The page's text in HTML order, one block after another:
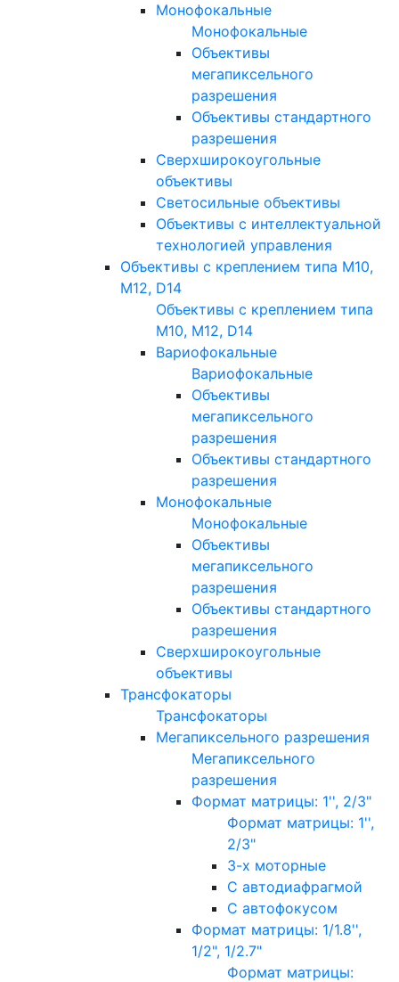
Монофокальные
Монофокальные
Объективы
мегапиксельного
разрешения
Объективы стандартного
разрешения
Сверхширокоугольные
объективы
Светосильные объективы
Объективы с интеллектуальной
технологией управления
Объективы с креплением типа M10,
M12, D14
Объективы с креплением типа
M10, M12, D14
Вариофокальные
Вариофокальные
Объективы
мегапиксельного
разрешения
Объективы стандартного
разрешения
Монофокальные
Монофокальные
Объективы
мегапиксельного
разрешения
Объективы стандартного
разрешения
Сверхширокоугольные
объективы
Трансфокаторы
Трансфокаторы
Мегапиксельного разрешения
Мегапиксельного
разрешения
Формат матрицы: 1'', 2/3"
Формат матрицы: 1'',
2/3"
3-х моторные
С автодиафрагмой
С автофокусом
Формат матрицы: 1/1.8'',
1/2", 1/2.7"
Формат матрицы: